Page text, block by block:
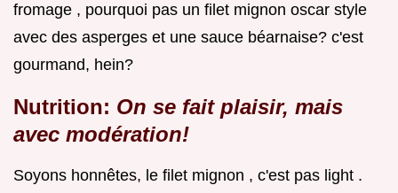
fromage , pourquoi pas un filet mignon oscar style
avec des asperges et une sauce béarnaise? c'est
gourmand, hein?
Nutrition: On se fait plaisir, mais
avec modération!
Soyons honnêtes, le filet mignon , c'est pas light .